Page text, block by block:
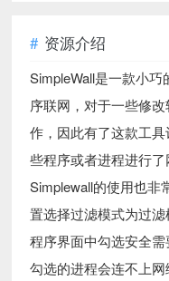
资源介绍
SimpleWall是一款小
序联网，对于一些修
作，因此有了这款工
些程序或者进程进行了
Simplewall的使用也非
置选择过滤模式为过
程序界面中勾选安全
勾选的进程会连不上网